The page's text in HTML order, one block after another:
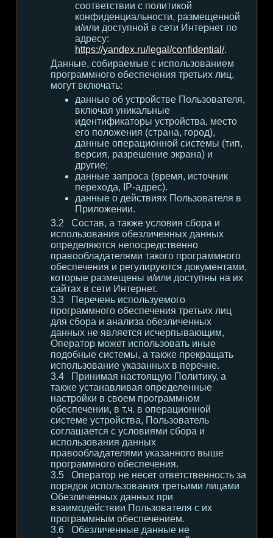
соответствии с политикой
конфиденциальности, размещенной
и/или доступной в сети Интернет по
адресу:
https://yandex.ru/legal/confidential/.
Данные, собираемые с использованием
программного обеспечения третьих лиц,
могут включать:
данные об устройстве Пользователя,
включая уникальные
идентификаторы устройства, место
его положения (страна, город),
данные операционной системы (тип,
версия, разрешение экрана) и
другие;
данные запроса (время, источник
перехода, IP-адрес).
данные о действиях Пользователя в
Приложении.
Состав, а также условия сбора и
использования обезличенных данных
определяются непосредственно
правообладателями такого программного
обеспечения и регулируются документами,
которые размещены и/или доступны на их
сайтах в сети Интернет.
Перечень используемого
программного обеспечения третьих лиц
для сбора и анализа обезличенных
данных не является исчерпывающим,
Оператор может использовать иные
подобные системы, а также прекращать
использование указанных в перечне.
Принимая настоящую Политику, а
также устанавливая определенные
настройки в своем программном
обеспечении, в т.ч. в операционной
системе устройства, Пользователь
соглашается с условиями сбора и
использования данных
правообладателями указанного выше
программного обеспечения.
Оператор не несет ответственность за
порядок использования третьими лицами
Обезличенных данных при
взаимодействии Пользователя с их
программным обеспечением.
Обезличенные данные не